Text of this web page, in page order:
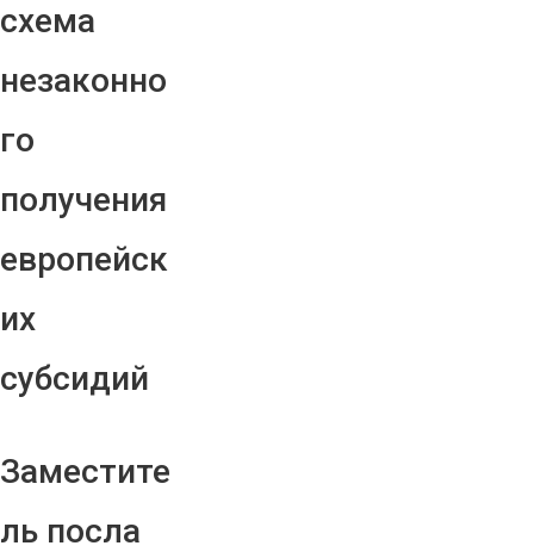
схема
незаконно
го
получения
европейск
их
субсидий
Заместите
ль посла